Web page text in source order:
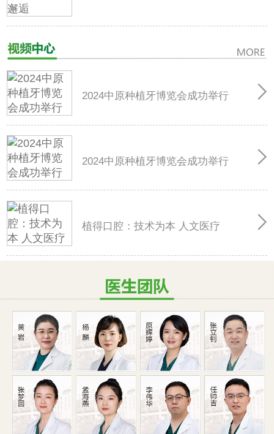
2024中原种植牙博览会成功举行
2024中原种植牙博览会成功举行
植得口腔：技术为本 人文医疗